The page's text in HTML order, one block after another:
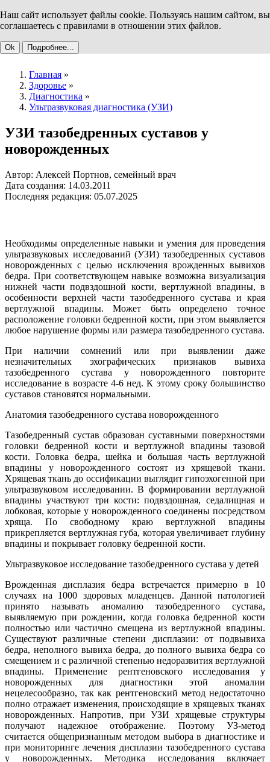
Наш сайт использует файлы cookie. Пользуясь нашим сайтом, вы
соглашаетесь с правилами в отношении этих файлов.
Ok Подробнее...
Главная »
Здоровье »
Диагностика »
Ультразвуковая диагностика (УЗИ)
УЗИ тазобедренных суставов у
новорожденных
Автор: Алексей Портнов, семейный врач
Дата создания: 14.03.2011
Последняя редакция: 05.07.2025
Необходимы определенные навыки и умения для проведения
ультразвуковых исследований (УЗИ) тазобедренных суставов
новорожденных с целью исключения врожденных вывихов
бедра. При соответствующем навыке возможна визуализация
нижней части подвздошной кости, вертлужной впадины, в
особенности верхней части тазобедренного сустава и края
вертлужной впадины. Может быть определено точное
расположение головки бедренной кости, при этом выявляется
любое нарушение формы или размера тазобедренного сустава.
При наличии сомнений или при выявлении даже
незначительных эхографических признаков вывиха
тазобедренного сустава у новорожденного повторите
исследование в возрасте 4-6 нед. К этому сроку большинство
суставов становятся нормальными.
Анатомия тазобедренного сустава новорожденного
Тазобедренный сустав образован суставными поверхностями
головки бедренной кости и вертлужной впадины тазовой
кости. Головка бедра, шейка и большая часть вертлужной
впадины у новорожденного состоят из хрящевой ткани.
Хрящевая ткань до оссификации выглядит гипоэхогенной при
ультразвуковом исследовании. В формировании вертлужной
впадины участвуют три кости: подвздошная, седалищная и
лобковая, которые у новорожденного соединены посредством
хряща. По свободному краю вертлужной впадины
прикрепляется вертлужная губа, которая увеличивает глубину
впадины и покрывает головку бедренной кости.
Ультразвуковое исследование тазобедренного сустава у детей
Врожденная дисплазия бедра встречается примерно в 10
случаях на 1000 здоровых младенцев. Данной патологией
принято называть аномалию тазобедренного сустава,
выявляемую при рождении, когда головка бедренной кости
полностью или частично смещена из вертлужной впадины.
Существуют различные степени дисплазии: от подвывиха
бедра, неполного вывиха бедра, до полного вывиха бедра со
смещением и с различной степенью недоразвития вертлужной
впадины. Применение рентгеновского исследования у
новорожденных для диагностики этой аномалии
нецелесообразно, так как рентгеновский метод недостаточно
полно отражает изменения, происходящие в хрящевых тканях
новорожденных. Напротив, при УЗИ хрящевые структуры
получают надежное отображение. Поэтому УЗ-метод
считается общепризнанным методом выбора в диагностике и
при мониторинге лечения дисплазии тазобедренного сустава
у новорожденных. Методика исследования включает